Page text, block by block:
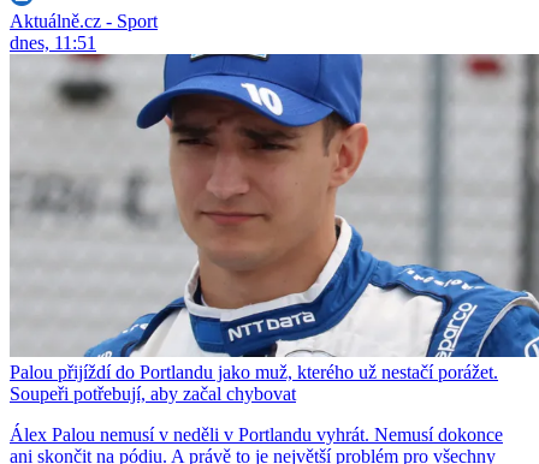
Aktuálně.cz - Sport
dnes, 11:51
Palou přijíždí do Portlandu jako muž, kterého už nestačí porážet.
Soupeři potřebují, aby začal chybovat
Álex Palou nemusí v neděli v Portlandu vyhrát. Nemusí dokonce
ani skončit na pódiu. A právě to je největší problém pro všechny